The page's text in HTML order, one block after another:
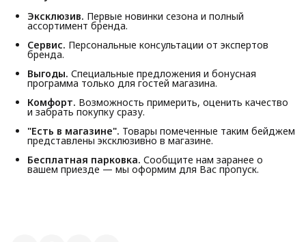
Эксклюзив. Первые новинки сезона и полный
ассортимент бренда.
Сервис. Персональные консультации от экспертов
бренда.
Выгоды. Специальные предложения и бонусная
программа только для гостей магазина.
Комфорт. Возможность примерить, оценить качество
и забрать покупку сразу.
"Есть в магазине". Товары помеченные таким бейджем
представлены эксклюзивно в магазине.
Бесплатная парковка. Сообщите нам заранее о
вашем приезде — мы оформим для Вас пропуск.